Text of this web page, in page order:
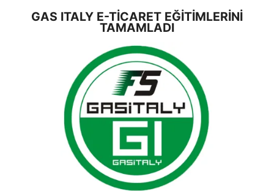
GAS ITALY E-TICARET EĞITIMLERINI
TAMAMLADI